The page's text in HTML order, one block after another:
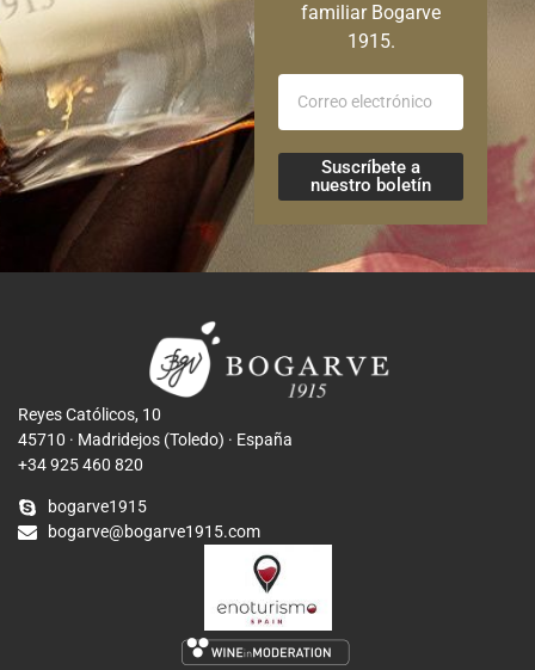
familiar Bogarve
1915.
Suscríbete a
nuestro boletín
Reyes Católicos, 10
45710 · Madridejos (Toledo) · España
+34 925 460 820
bogarve1915
bogarve@bogarve1915.com